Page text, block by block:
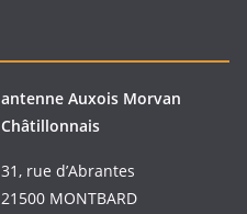
antenne Auxois Morvan
Châtillonnais
31, rue d’Abrantes
21500 MONTBARD